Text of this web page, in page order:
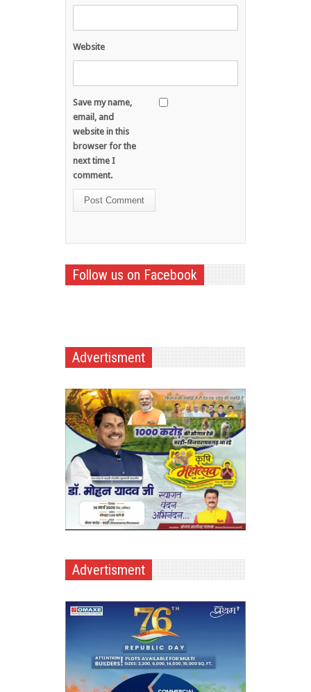
Website
Save my name,
email, and
website in this
browser for the
next time I
comment.
Follow us on Facebook
Advertisment
Advertisment